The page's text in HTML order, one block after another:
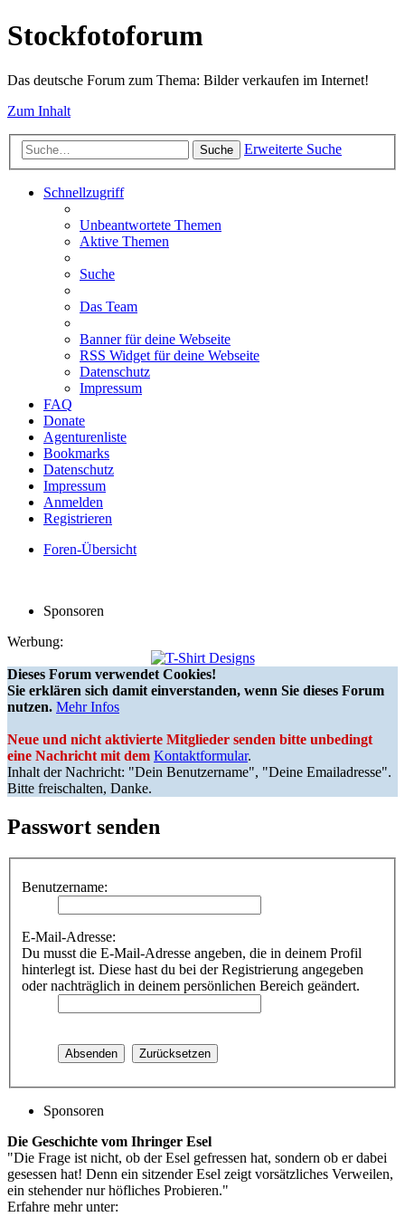
Stockfotoforum
Das deutsche Forum zum Thema: Bilder verkaufen im Internet!
Zum Inhalt
Suche Erweiterte Suche
Schnellzugriff
Unbeantwortete Themen
Aktive Themen
Suche
Das Team
Banner für deine Webseite
RSS Widget für deine Webseite
Datenschutz
Impressum
FAQ
Donate
Agenturenliste
Bookmarks
Datenschutz
Impressum
Anmelden
Registrieren
Foren-Übersicht
Sponsoren
Werbung:
Dieses Forum verwendet Cookies!
Sie erklären sich damit einverstanden, wenn Sie dieses Forum
nutzen. Mehr Infos
Neue und nicht aktivierte Mitglieder senden bitte unbedingt
eine Nachricht mit dem Kontaktformular.
Inhalt der Nachricht: "Dein Benutzername", "Deine Emailadresse".
Bitte freischalten, Danke.
Passwort senden
Benutzername:
E-Mail-Adresse:
Du musst die E-Mail-Adresse angeben, die in deinem Profil
hinterlegt ist. Diese hast du bei der Registrierung angegeben
oder nachträglich in deinem persönlichen Bereich geändert.
Sponsoren
Die Geschichte vom Ihringer Esel
"Die Frage ist nicht, ob der Esel gefressen hat, sondern ob er dabei
gesessen hat! Denn ein sitzender Esel zeigt vorsätzliches Verweilen,
ein stehender nur höfliches Probieren."
Erfahre mehr unter: